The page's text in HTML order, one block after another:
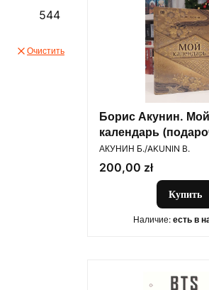
544
Очистить
Борис Акунин. Мой
календарь
издание в
ПРОИЗВОДИТЕЛЬ
АКУНИН Б./AKUNIN B.
Цена
200,00 zł
Купить
Наличие: есть в